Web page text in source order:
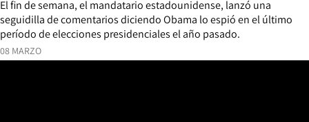
08 MARZO
El fin de semana, el mandatario estadounidense, lanzó una
seguidilla de comentarios diciendo Obama lo espió en el último
período de elecciones presidenciales el año pasado.